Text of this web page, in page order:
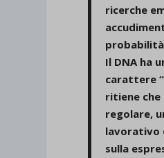
ricerche
Il DNA ha
carattere
ritiene
regolare,
lavorativo
sulla